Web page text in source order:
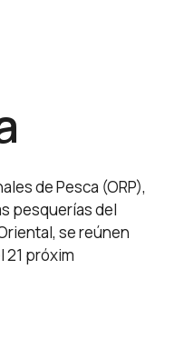
de Pesca (ORP),
pesquerías del
se reúnen
21 próxim